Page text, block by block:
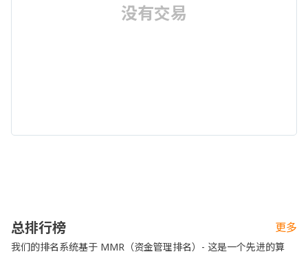
没有交易
总排行榜 更多
我们的排名系统基于 MMR（资金管理排名）- 这是一个先进的算